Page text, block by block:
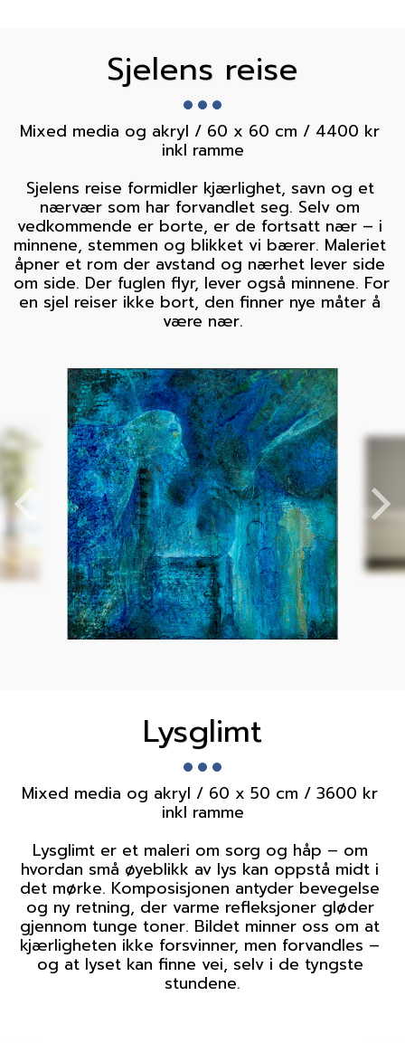
Sjelens reise
Mixed media og akryl / 60 x 60 cm / 4400 kr
inkl ramme
Sjelens reise formidler kjærlighet, savn og et
nærvær som har forvandlet seg. Selv om
vedkommende er borte, er de fortsatt nær – i
minnene, stemmen og blikket vi bærer. Maleriet
åpner et rom der avstand og nærhet lever side
om side. Der fuglen flyr, lever også minnene. For
en sjel reiser ikke bort, den finner nye måter å
være nær.
Lysglimt
Mixed media og akryl / 60 x 50 cm / 3600 kr
inkl ramme
Lysglimt er et maleri om sorg og håp – om
hvordan små øyeblikk av lys kan oppstå midt i
det mørke. Komposisjonen antyder bevegelse
og ny retning, der varme refleksjoner gløder
gjennom tunge toner. Bildet minner oss om at
kjærligheten ikke forsvinner, men forvandles –
og at lyset kan finne vei, selv i de tyngste
stundene.